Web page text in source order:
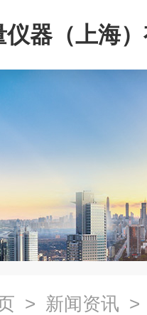
仪器（上海
> 新闻资讯 >